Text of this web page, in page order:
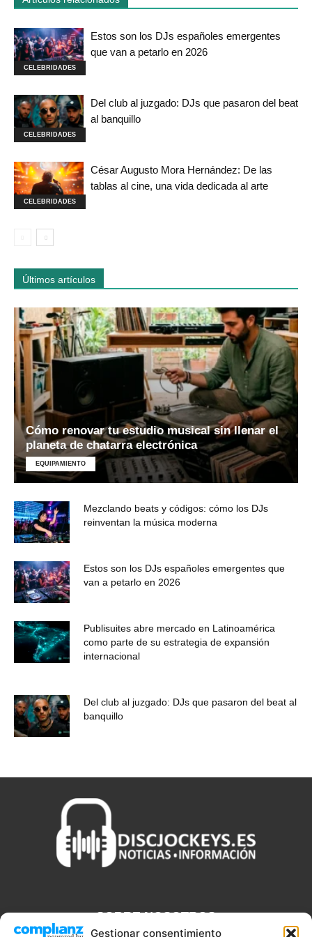
Gestionar consentimiento
CELEBRIDADES
Estos son los DJs españoles emergentes
que van a petarlo en 2026
CELEBRIDADES
Del club al juzgado: DJs que pasaron del beat
al banquillo
CELEBRIDADES
César Augusto Mora Hernández: De las
tablas al cine, una vida dedicada al arte
Últimos artículos
Cómo renovar tu estudio musical sin llenar el
planeta de chatarra electrónica
EQUIPAMIENTO
Mezclando beats y códigos: cómo los DJs
reinventan la música moderna
Estos son los DJs españoles emergentes que
van a petarlo en 2026
Publisuites abre mercado en Latinoamérica
como parte de su estrategia de expansión
internacional
Del club al juzgado: DJs que pasaron del beat al
banquillo
SOBRE NOSOTROS